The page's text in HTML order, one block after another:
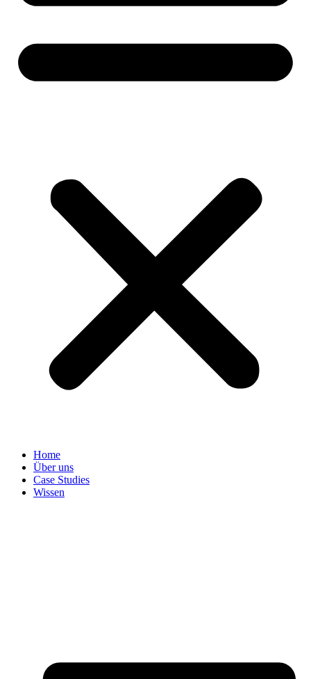
Home
Über uns
Case Studies
Wissen